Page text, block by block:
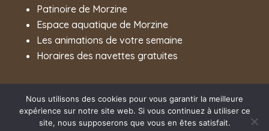
Patinoire de Morzine
Espace aquatique de Morzine
Les animations de votre semaine
Horaires des navettes gratuites
Création site internet :Myriam Corbet
Nous utilisons des cookies pour vous garantir la meilleure
expérience sur notre site web. Si vous continuez à utiliser ce
site, nous supposerons que vous en êtes satisfait.